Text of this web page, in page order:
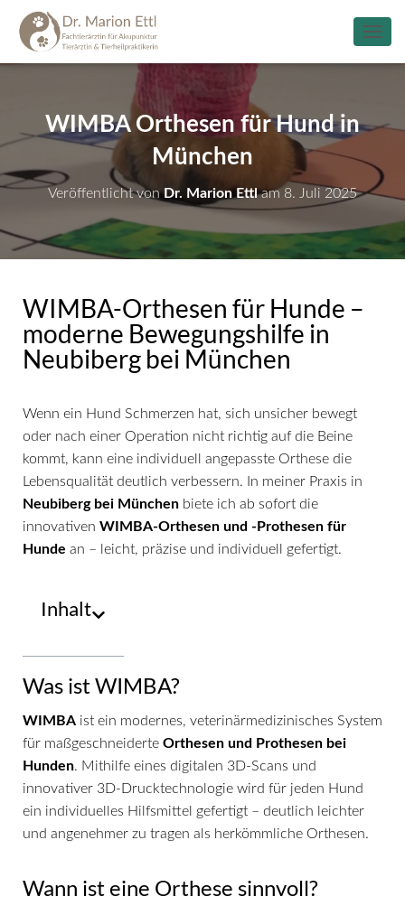
N
A
A
I
O
N
S
WIMBA Orthesen für Hund in
München
Veröffentlicht vonDr. Marion Ettlam 8. Juli 2025
WIMBA-Orthesen für Hunde –
moderne Bewegungshilfe in
Neubiberg bei München
Wenn ein Hund Schmerzen hat, sich unsicher bewegt
oder nach einer Operation nicht richtig auf die Beine
kommt, kann eine individuell angepasste Orthese die
Lebensqualität deutlich verbessern. In meiner Praxis in
Neubiberg bei München biete ich ab sofort die
innovativen WIMBA-Orthesen und -Prothesen für
Hunde an – leicht, präzise und individuell gefertigt.
Inhalt
Was ist WIMBA?
WIMBA ist ein modernes, veterinärmedizinisches System
für maßgeschneiderte Orthesen und Prothesen bei
Hunden. Mithilfe eines digitalen 3D-Scans und
innovativer 3D-Drucktechnologie wird für jeden Hund
ein individuelles Hilfsmittel gefertigt – deutlich leichter
und angenehmer zu tragen als herkömmliche Orthesen.
Wann ist eine Orthese sinnvoll?